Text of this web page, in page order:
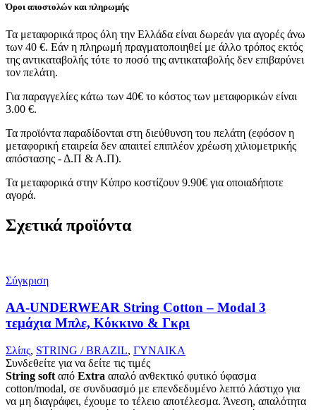
Όροι αποστολών και πληρωμής
Τα μεταφορικά προς όλη την Ελλάδα είναι δωρεάν για αγορές άνω
των 40 €. Εάν η πληρωμή πραγματοποιηθεί με άλλο τρόπος εκτός
της αντικαταβολής τότε το ποσό της αντικαταβολής δεν επιβαρύνει
τον πελάτη.
Για παραγγελίες κάτω των 40€ το κόστος των μεταφορικών είναι
3.00 €.
Τα προϊόντα παραδίδονται στη διεύθυνση του πελάτη (εφόσον η
μεταφορική εταιρεία δεν απαιτεί επιπλέον χρέωση χιλιομετρικής
απόστασης - Δ.Π & Α.Π).
Τα μεταφορικά στην Κύπρο κοστίζουν 9.90€ για οποιαδήποτε
αγορά.
Σχετικά προϊόντα
Σύγκριση
AA-UNDERWEAR String Cotton – Modal 3
τεμάχια Μπλε, Κόκκινο & Γκρι
Σλίπς, STRING / BRAZIL, ΓΥΝΑΙΚΑ
Συνδεθείτε για να δείτε τις τιμές
String soft από Extra απαλό ανθεκτικό φυτικό ύφασμα
cotton/modal, σε συνδυασμό με επενδεδυμένο λεπτό λάστιχο για
να μη διαγράφει, έχουμε το τέλειο αποτέλεσμα. Άνεση, απαλότητα